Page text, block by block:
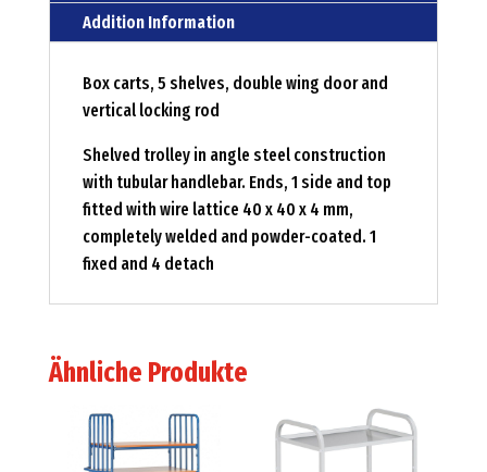
Addition Information
Box carts, 5 shelves, double wing door and
vertical locking rod
Shelved trolley in angle steel construction
with tubular handlebar. Ends, 1 side and top
fitted with wire lattice 40 x 40 x 4 mm,
completely welded and powder-coated. 1
fixed and 4 detach
Ähnliche Produkte